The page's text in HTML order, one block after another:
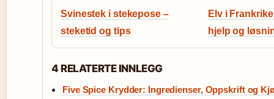
Svinestek i stekepose –
steketid og tips
Elv i
hjelp og
4 RELATERTE INNLEGG
Five Spice Krydder: Ingredienser, Oppskrift og